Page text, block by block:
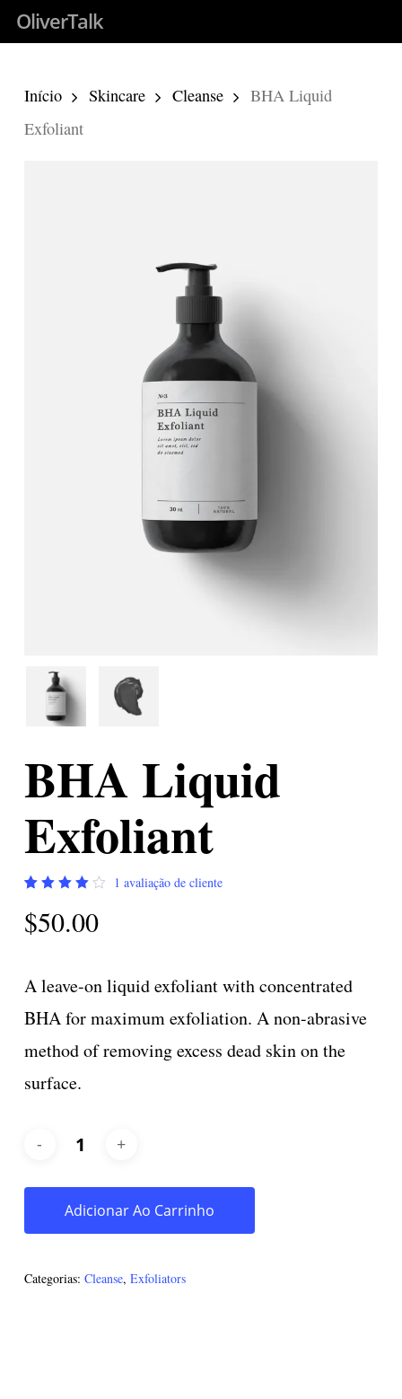
Skip
to
OliverTalk
Início Skincare Cleanse
BHA Liquid
Exfoliant
BHA Liquid
Exfoliant
como
4.00
em
avaliação
cliente
1 avaliação de cliente
$50.00
A leave-on liquid exfoliant with concentrated
BHA for maximum exfoliation. A non-abrasive
method of removing excess dead skin on the
surface.
Adicionar Ao Carrinho
Categorias: Cleanse, Exfoliators